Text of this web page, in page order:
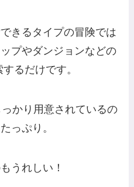
きるタイプの冒険では
プやダンジョンなどの
るだけです。
かり用意されているの
っぷり。
うれしい！